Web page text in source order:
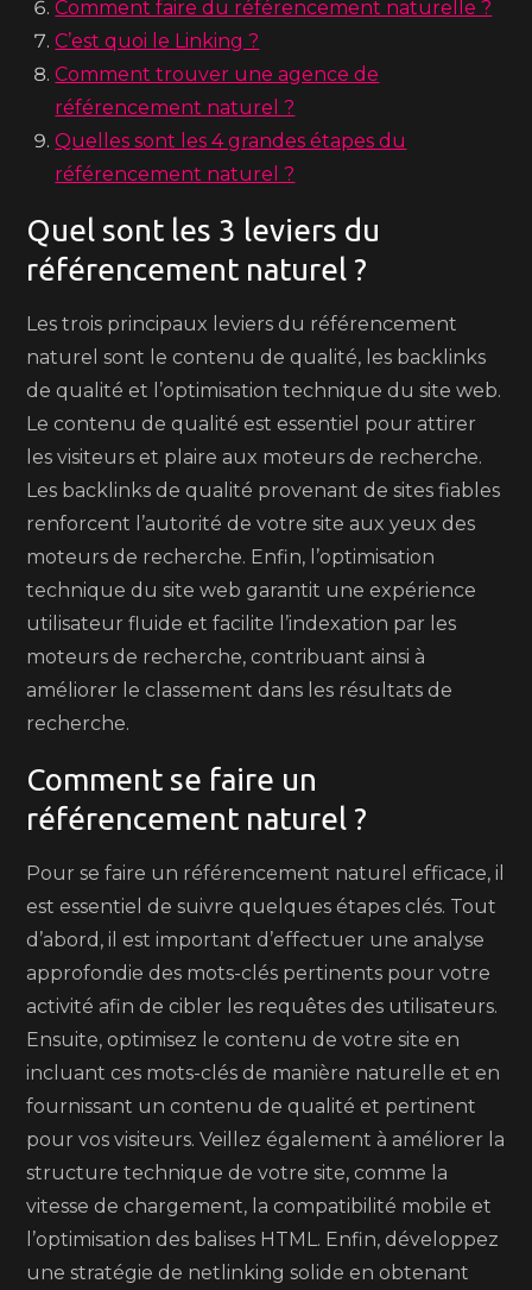
Comment faire du référencement naturelle ?
C’est quoi le Linking ?
Comment trouver une agence de
référencement naturel ?
Quelles sont les 4 grandes étapes du
référencement naturel ?
Quel sont les 3 leviers du
référencement naturel ?
Les trois principaux leviers du référencement
naturel sont le contenu de qualité, les backlinks
de qualité et l’optimisation technique du site web.
Le contenu de qualité est essentiel pour attirer
les visiteurs et plaire aux moteurs de recherche.
Les backlinks de qualité provenant de sites fiables
renforcent l’autorité de votre site aux yeux des
moteurs de recherche. Enfin, l’optimisation
technique du site web garantit une expérience
utilisateur fluide et facilite l’indexation par les
moteurs de recherche, contribuant ainsi à
améliorer le classement dans les résultats de
recherche.
Comment se faire un
référencement naturel ?
Pour se faire un référencement naturel efficace, il
est essentiel de suivre quelques étapes clés. Tout
d’abord, il est important d’effectuer une analyse
approfondie des mots-clés pertinents pour votre
activité afin de cibler les requêtes des utilisateurs.
Ensuite, optimisez le contenu de votre site en
incluant ces mots-clés de manière naturelle et en
fournissant un contenu de qualité et pertinent
pour vos visiteurs. Veillez également à améliorer la
structure technique de votre site, comme la
vitesse de chargement, la compatibilité mobile et
l’optimisation des balises HTML. Enfin, développez
une stratégie de netlinking solide en obtenant